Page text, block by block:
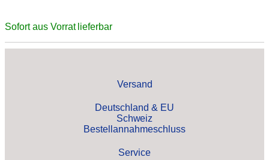
Sofort aus Vorrat lieferbar
Versand
Deutschland & EU
Schweiz
Bestellannahmeschluss
Service